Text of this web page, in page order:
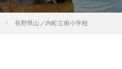
長野県山ノ内町立南小学校